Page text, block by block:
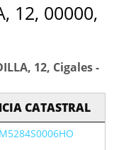
12, 00000,
12, Cigales -
CATASTRAL